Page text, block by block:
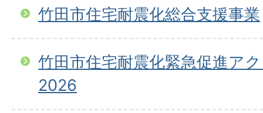
竹田市住宅耐震化総合支援事業
竹田市住宅耐震化緊急促進ア
2026